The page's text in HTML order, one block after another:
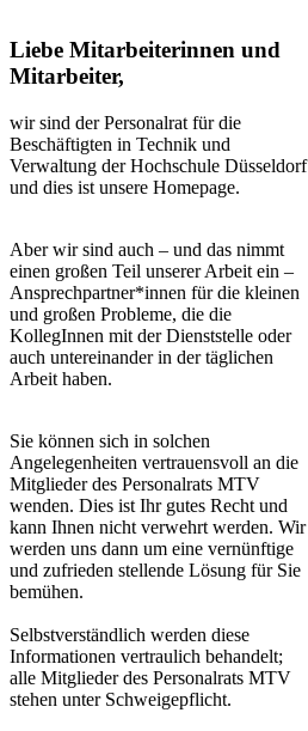
​​​​​​​​Liebe Mitarbeiterinnen und
Mitarbeiter,
wir sind der Personalrat für die
Beschäftigten in Technik und
Verwaltung der Hochschule Düsseldorf
und dies ist unsere Homepage.
Aber wir sind auch – und das nimmt
einen großen Teil unserer Arbeit ein –
Ansprechpartner*innen für die kleinen
und großen Probleme, die die
KollegInnen mit der Dienststelle oder
auch untereinander in der täglichen
Arbeit haben.
Sie können sich in solchen
Angelegenheiten vertrauensvoll an die
Mitglieder des Personalrats MTV
wenden. Dies ist Ihr gutes Recht und
kann Ihnen nicht verwehrt werden. Wir
werden uns dann um eine vernünftige
und zufrieden stellende Lösung für Sie
bemühen.
Selbstverständlich werden diese
Informationen vertraulich behandelt;
alle Mitglieder des Personalrats MTV
stehen unter Schweigepflicht.